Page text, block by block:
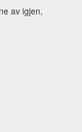
av igjen,